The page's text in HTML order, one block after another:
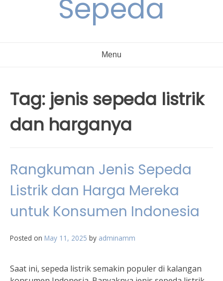
Sepeda
Menu
Tag: jenis sepeda listrik
dan harganya
Rangkuman Jenis Sepeda
Listrik dan Harga Mereka
untuk Konsumen Indonesia
Posted on May 11, 2025 by adminamm
Saat ini, sepeda listrik semakin populer di kalangan